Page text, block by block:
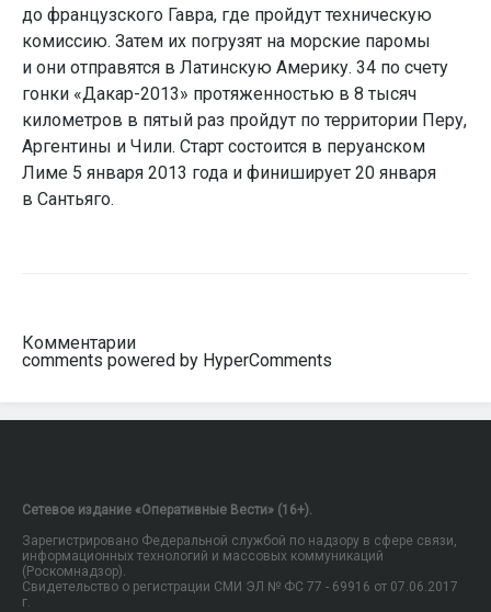
до французского Гавра, где пройдут техническую
комиссию. Затем их погрузят на морские паромы
и они отправятся в Латинскую Америку. 34 по счету
гонки «Дакар-2013» протяженностью в 8 тысяч
километров в пятый раз пройдут по территории Перу,
Аргентины и Чили. Старт состоится в перуанском
Лиме 5 января 2013 года и финиширует 20 января
в Сантьяго.
Комментарии
comments powered by HyperComments
Сетевое издание «Оперативные Вести» (16+).
Зарегистрировано Федеральной службой по надзору в сфере связи,
информационных технологий и массовых коммуникаций
(Роскомнадзор).
Свидетельство о регистрации СМИ ЭЛ № ФС 77 - 69916 от 07.06.2017
г.